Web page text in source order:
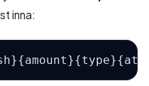
inna: